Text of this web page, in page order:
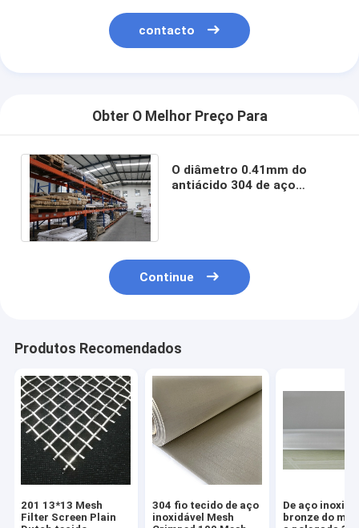
contacto
Obter O Melhor Preço Para
O diâmetro 0.41mm do
antiácido 304 de aço
Continue
Produtos Recomendados
201 13*13 Mesh
Filter Screen Plain
304 fio tecido de aço
inoxidável Mesh
De aço
bronze do